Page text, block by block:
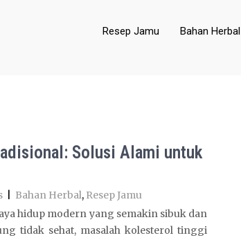
Resep Jamu Bahan Herbal
Solusi Alami untuk
Bahan Herbal, Resep Jamu
hidup modern yang semakin sibuk dan
tidak sehat, masalah kolesterol tinggi